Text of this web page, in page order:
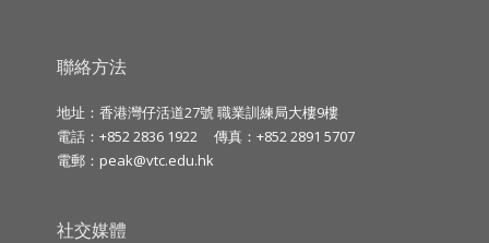
聯絡方法
地址：香港灣仔活道27號 職業訓練局大樓9樓
電話：+852 2836 1922
傳真：+852 2891 5707
電郵： peak@vtc.edu.hk
社交媒體